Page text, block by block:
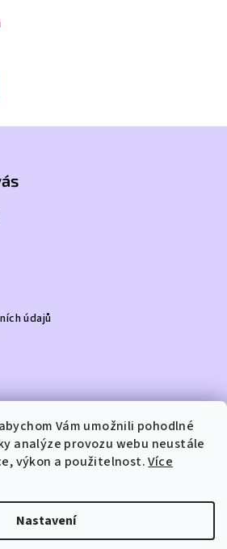
Vám umožnili pohodlné
analýze provozu webu neustále
výkon a použitelnost.Více
Nastavení
údajů